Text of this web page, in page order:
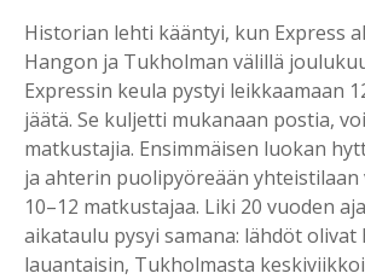
Historian lehti kääntyi, kun Express
Hangon ja Tukholman välillä
Expressin keula pystyi leikkaamaan
jäätä. Se kuljetti mukanaan postia,
matkustajia. Ensimmäisen luokan
ja ahterin puolipyöreään
10–12 matkustajaa. Liki 20 vuoden
aikataulu pysyi samana: lähdöt olivat
lauantaisin, Tukholmasta